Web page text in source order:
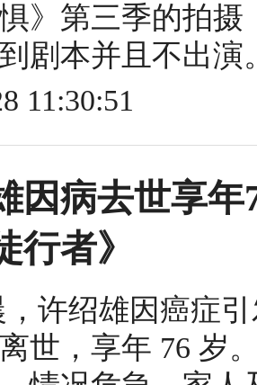
惧》第三季的拍
剧本并且不出
11:30:51
因病去世享
行者》
，许绍雄因癌症
世，享年 76 岁